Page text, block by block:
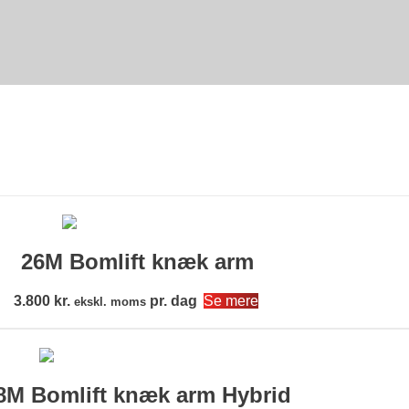
26M Bomlift knæk arm
3.800 kr. ekskl. momspr. dag Se mere
Bomlift knæk arm Hybrid